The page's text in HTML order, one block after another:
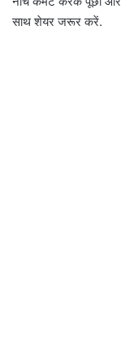
साथ शेयर जरूर करें.